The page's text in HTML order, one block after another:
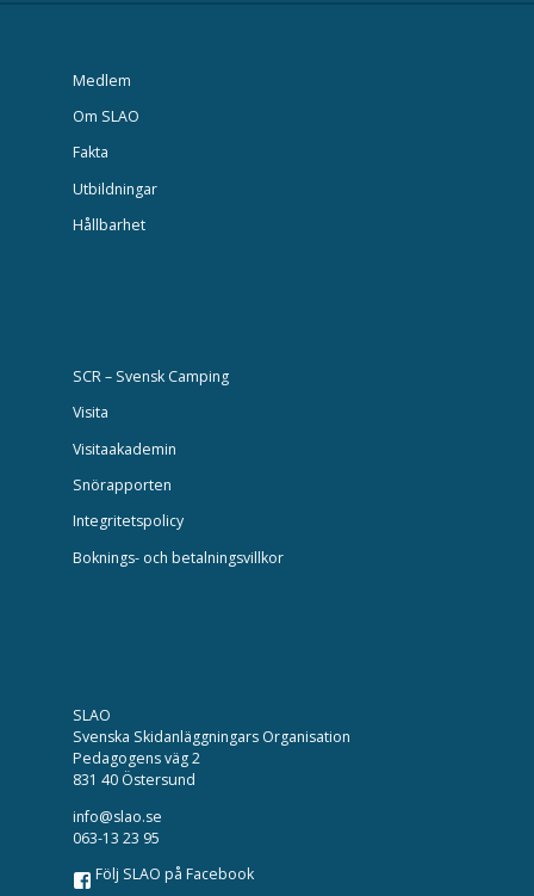
Medlem
Om SLAO
Fakta
Utbildningar
Hållbarhet
SCR – Svensk Camping
Visita
Visitaakademin
Snörapporten
Integritetspolicy
Boknings- och betalningsvillkor
SLAO
Svenska Skidanläggningars Organisation
Pedagogens väg 2
831 40 Östersund
info@slao.se
063-13 23 95
Följ SLAO på Facebook